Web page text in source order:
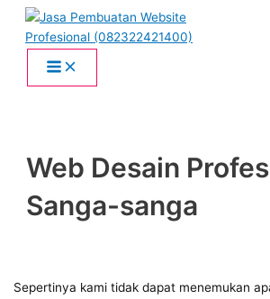
Lewati
konten
Main
Menu
Web Desain
Sanga-sanga
Sepertinya kami tidak dapat menemukan
Cari
untuk:
C
a
i
t
u
k